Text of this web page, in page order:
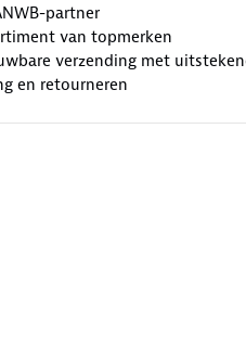
partner
van topmerken
verzending met
en retourneren